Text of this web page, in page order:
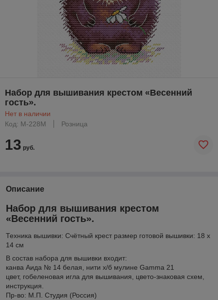
Набор для вышивания крестом «Весенний
гость».
Нет в наличии
Код: М-228М
Розница
13 руб.
Описание
Набор для вышивания крестом
«Весенний гость».
Техника вышивки: Счётный крест размер готовой вышивки: 18 х
14 см
В состав набора для вышивки входит:
канва Аида № 14 белая, нити х/б мулине Gamma 21
цвет, гобеленовая игла для вышивания, цвето-знаковая схем,
инструкция.
Пр-во: М.П. Студия (Россия)